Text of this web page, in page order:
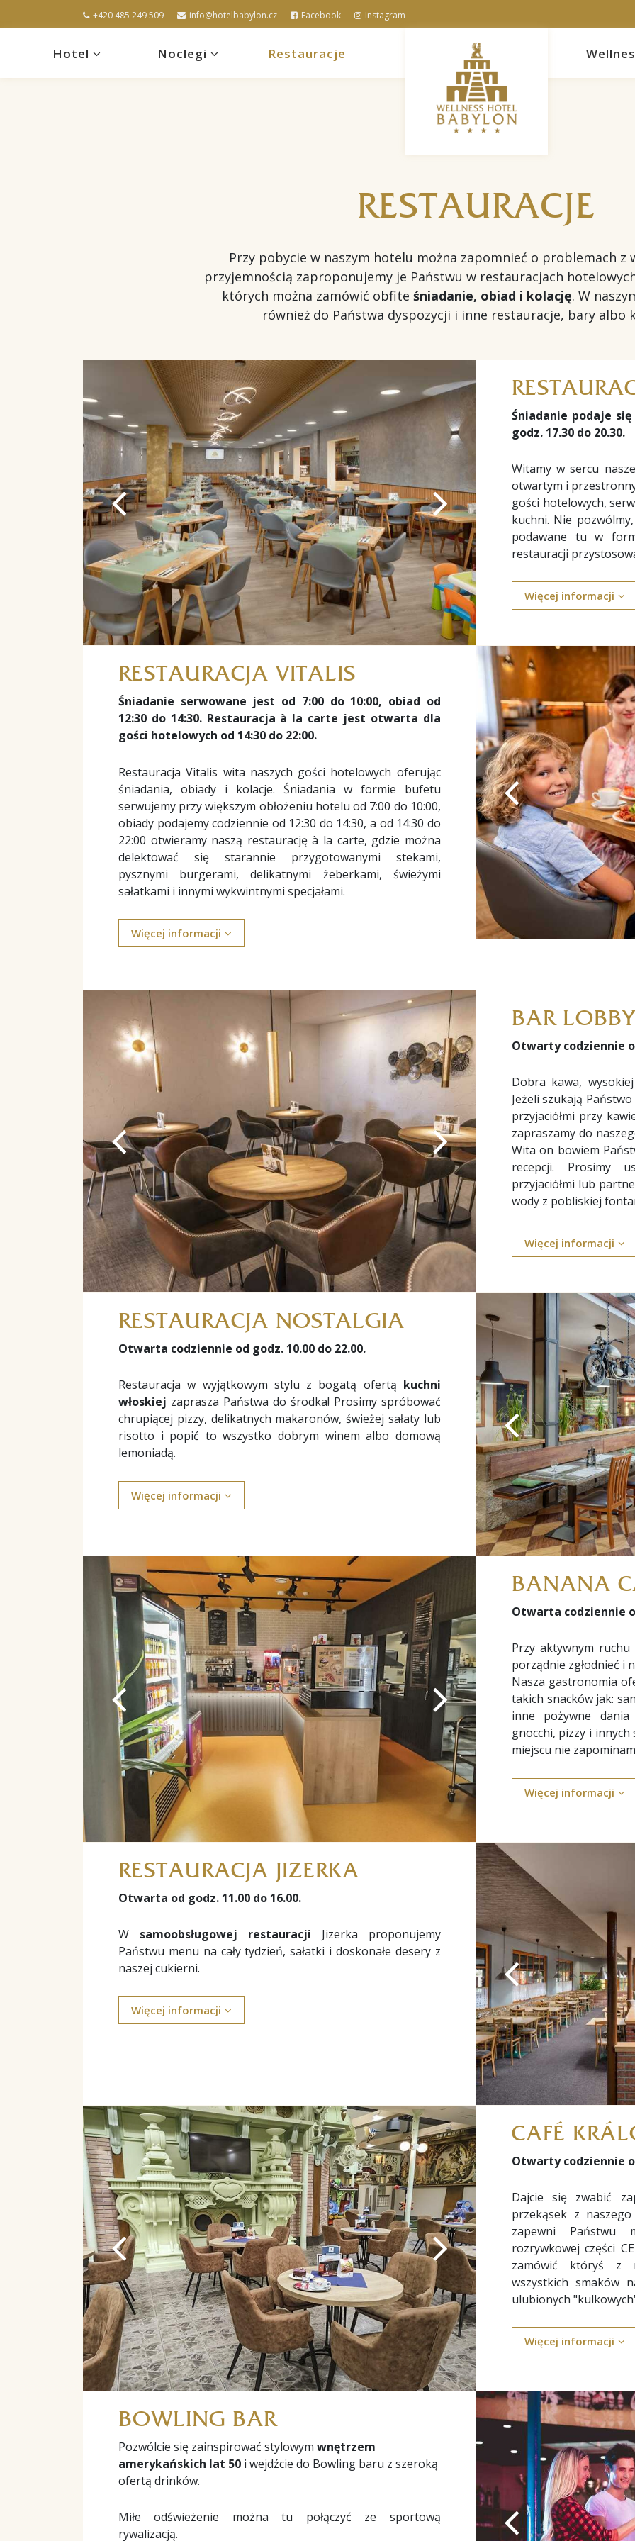
+420 485 249 509 info@hotelbabylon.cz Facebook Instagram
Hotel Noclegi Restauracje
RESTAURACJE
Przy pobycie w naszym hotelu można zapomnieć o problemach z
przyjemnością zaproponujemy je Państwu w restauracjach
których można zamówić obfite śniadanie, obiad i kolację. W
również do Państwa dyspozycji i inne restauracje, bary albo
Śniadanie podaje
godz. 17.30 do 20.30.
Witamy w sercu
otwartym i
gości hotelowych,
kuchni. Nie
podawane tu w
restauracji
Więcej informacji
RESTAURACJA VITALIS
Śniadanie serwowane jest od 7:00 do 10:00, obiad od
12:30 do 14:30. Restauracja à la carte jest otwarta dla
gości hotelowych od 14:30 do 22:00.
Restauracja Vitalis wita naszych gości hotelowych oferując
śniadania, obiady i kolacje. Śniadania w formie bufetu
serwujemy przy większym obłożeniu hotelu od 7:00 do 10:00,
obiady podajemy codziennie od 12:30 do 14:30, a od 14:30 do
22:00 otwieramy naszą restaurację à la carte, gdzie można
delektować się starannie przygotowanymi stekami,
pysznymi burgerami, delikatnymi żeberkami, świeżymi
sałatkami i innymi wykwintnymi specjałami.
Więcej informacji
BAR LOBBY
Otwarty codziennie
Dobra kawa,
Jeżeli szukają
przyjaciółmi przy
zapraszamy do
Wita on bowiem
recepcji. Prosimy
przyjaciółmi lub
wody z pobliskiej
Więcej informacji
RESTAURACJA NOSTALGIA
Otwarta codziennie od godz. 10.00 do 22.00.
Restauracja w wyjątkowym stylu z bogatą ofertą kuchni
włoskiej zaprasza Państwa do środka! Prosimy spróbować
chrupiącej pizzy, delikatnych makaronów, świeżej sałaty lub
risotto i popić to wszystko dobrym winem albo domową
lemoniadą.
Więcej informacji
BANANA
Otwarta codziennie
Przy aktywnym ruchu
porządnie zgłodnieć i
Nasza gastronomia
takich snacków jak:
inne pożywne
gnocchi, pizzy i innych
miejscu nie
Więcej informacji
RESTAURACJA JIZERKA
Otwarta od godz. 11.00 do 16.00.
W samoobsługowej restauracji Jizerka proponujemy
Państwu menu na cały tydzień, sałatki i doskonałe desery z
naszej cukierni.
Więcej informacji
CAFÉ
Otwarty codziennie
Dajcie się zwabić
przekąsek z
zapewni Państwu
rozrywkowej części
zamówić któryś z
wszystkich smaków
ulubionych "kulkowych"
Więcej informacji
BOWLING BAR
Pozwólcie się zainspirować stylowym wnętrzem
amerykańskich lat 50 i wejdźcie do Bowling baru z szeroką
ofertą drinków.
Miłe odświeżenie można tu połączyć ze sportową
rywalizacją.